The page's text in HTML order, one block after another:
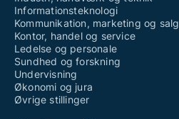
Informationsteknologi
Kommunikation, marketing og salg
Kontor, handel og service
Ledelse og personale
Sundhed og forskning
Undervisning
Økonomi og jura
Øvrige stillinger